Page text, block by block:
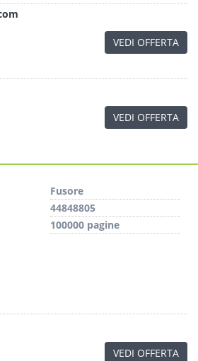
VEDI OFFERTA
VEDI OFFERTA
Fusore
44848805
100000 pagine
VEDI OFFERTA